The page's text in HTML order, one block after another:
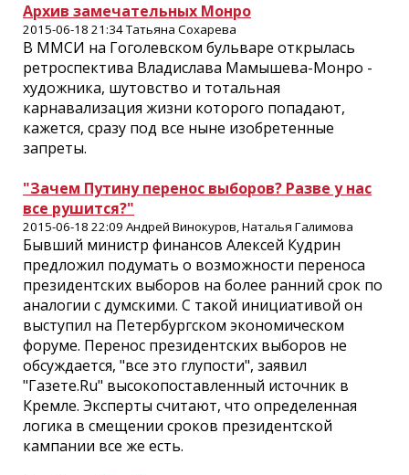
Архив замечательных Монро
2015-06-18 21:34 Татьяна Сохарева
В ММСИ на Гоголевском бульваре открылась
ретроспектива Владислава Мамышева-Монро -
художника, шутовство и тотальная
карнавализация жизни которого попадают,
кажется, сразу под все ныне изобретенные
запреты.
"Зачем Путину перенос выборов? Разве у нас
все рушится?"
2015-06-18 22:09 Андрей Винокуров, Наталья Галимова
Бывший министр финансов Алексей Кудрин
предложил подумать о возможности переноса
президентских выборов на более ранний срок по
аналогии с думскими. С такой инициативой он
выступил на Петербургском экономическом
форуме. Перенос президентских выборов не
обсуждается, "все это глупости", заявил
"Газете.Ru" высокопоставленный источник в
Кремле. Эксперты считают, что определенная
логика в смещении сроков президентской
кампании все же есть.